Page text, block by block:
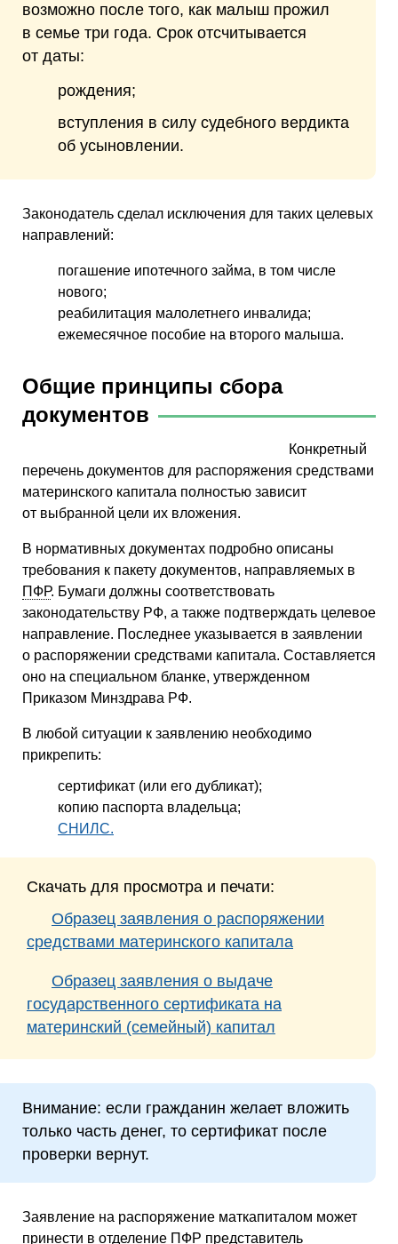
возможно после того, как малыш прожил
в семье три года. Срок отсчитывается
от даты:
рождения;
вступления в силу судебного вердикта
об усыновлении.
Законодатель сделал исключения для таких целевых
направлений:
погашение ипотечного займа, в том числе
нового;
реабилитация малолетнего инвалида;
ежемесячное пособие на второго малыша.
Общие принципы сбора
документов
Конкретный
перечень документов для распоряжения средствами
материнского капитала полностью зависит
от выбранной цели их вложения.
В нормативных документах подробно описаны
требования к пакету документов, направляемых в
ПФР. Бумаги должны соответствовать
законодательству РФ, а также подтверждать целевое
направление. Последнее указывается в заявлении
о распоряжении средствами капитала. Составляется
оно на специальном бланке, утвержденном
Приказом Минздрава РФ.
В любой ситуации к заявлению необходимо
прикрепить:
сертификат (или его дубликат);
копию паспорта владельца;
СНИЛС.
Скачать для просмотра и печати:
Образец заявления о распоряжении
средствами материнского капитала
Образец заявления о выдаче
государственного сертификата на
материнский (семейный) капитал
Внимание: если гражданин желает вложить
только часть денег, то сертификат после
проверки вернут.
Заявление на распоряжение маткапиталом может
принести в отделение ПФР представитель